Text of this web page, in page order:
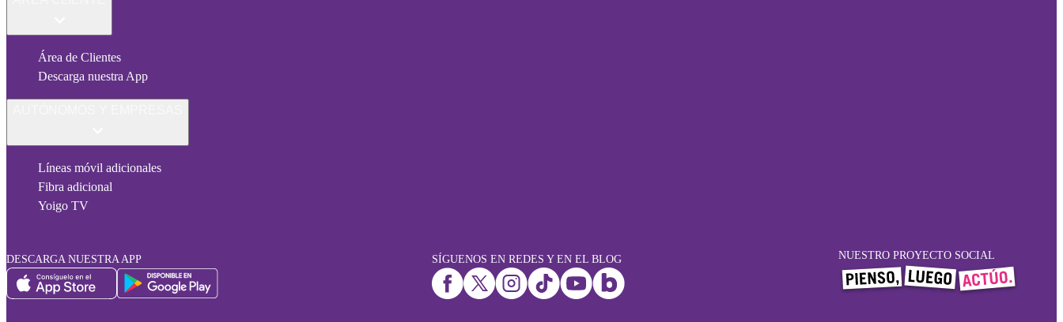
Área de Clientes
Descarga nuestra App
Líneas móvil adicionales
Fibra adicional
Yoigo TV
DESCARGA NUESTRA APP SÍGUENOS EN REDES Y EN EL BLOG NUESTRO PROYECTO SOCIAL